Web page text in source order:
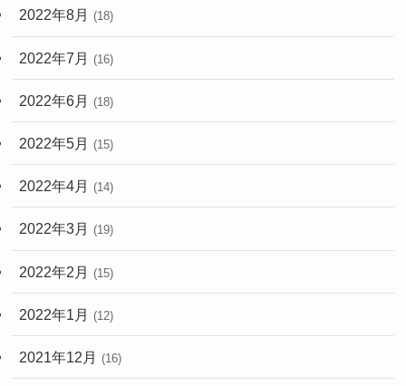
2022年8月 (18)
2022年7月 (16)
2022年6月 (18)
2022年5月 (15)
2022年4月 (14)
2022年3月 (19)
2022年2月 (15)
2022年1月 (12)
2021年12月 (16)